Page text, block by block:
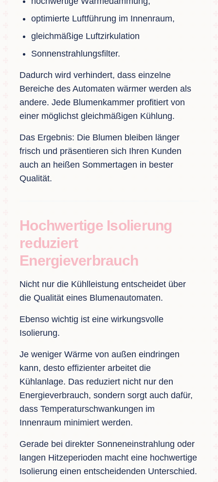
optimierte Luftführung im Innenraum,
gleichmäßige Luftzirkulation
Sonnenstrahlungsfilter.
Dadurch wird verhindert, dass einzelne
Bereiche des Automaten wärmer werden als
andere. Jede Blumenkammer profitiert von
einer möglichst gleichmäßigen Kühlung.
Das Ergebnis: Die Blumen bleiben länger
frisch und präsentieren sich Ihren Kunden
auch an heißen Sommertagen in bester
Qualität.
Hochwertige Isolierung
reduziert
Energieverbrauch
Nicht nur die Kühlleistung entscheidet über
die Qualität eines Blumenautomaten.
Ebenso wichtig ist eine wirkungsvolle
Isolierung.
Je weniger Wärme von außen eindringen
kann, desto effizienter arbeitet die
Kühlanlage. Das reduziert nicht nur den
Energieverbrauch, sondern sorgt auch dafür,
dass Temperaturschwankungen im
Innenraum minimiert werden.
Gerade bei direkter Sonneneinstrahlung oder
langen Hitzeperioden macht eine hochwertige
Isolierung einen entscheidenden Unterschied.